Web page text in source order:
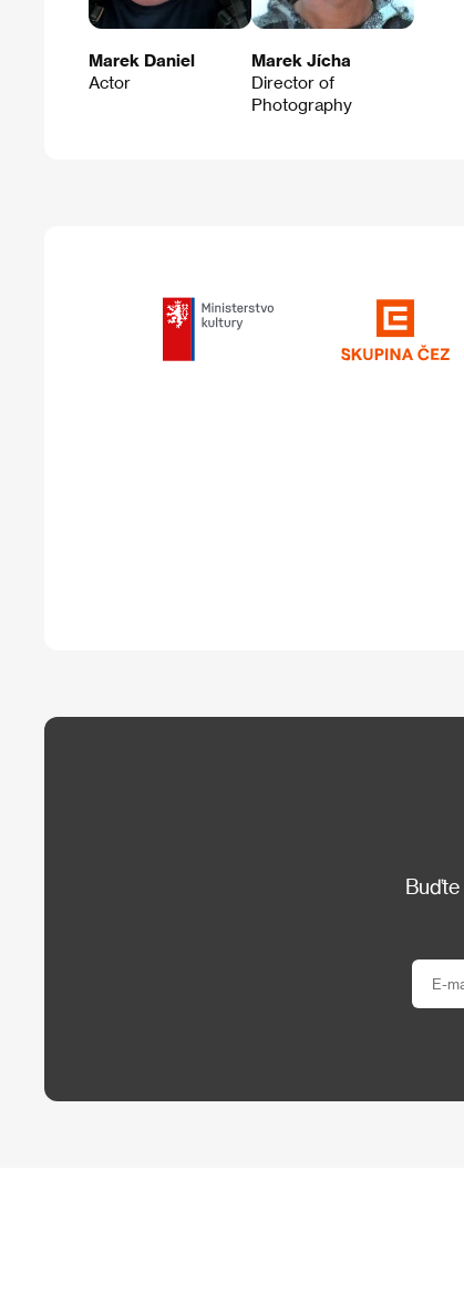
Marek Daniel
Actor
Marek Jícha
Director of
Photography